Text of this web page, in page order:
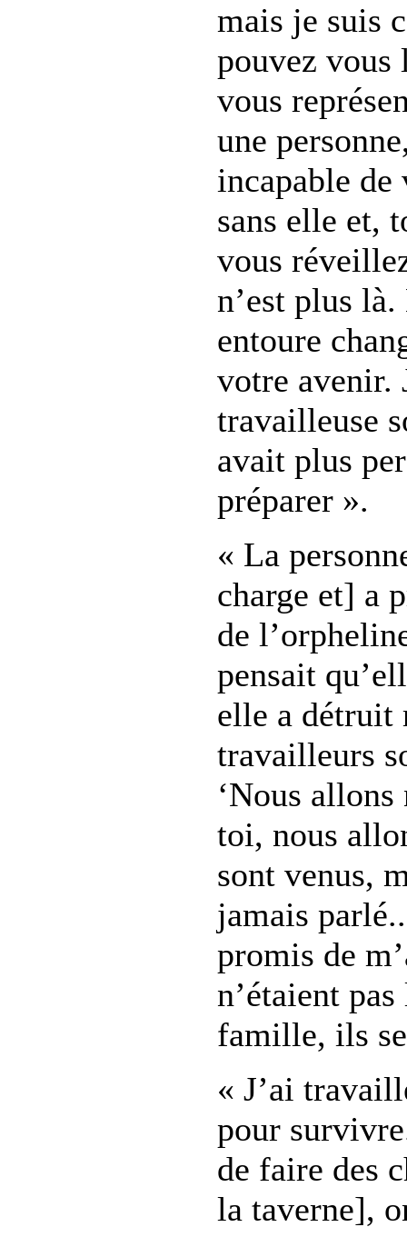
mais je suis
pouvez vous
vous
une
incapable
sans elle et,
vous
n’est plus
entoure
votre avenir.
travailleuse
avait plus
préparer ».
« La
charge et] a
de
pensait
elle a détruit
travailleurs
‘Nous
toi, nous
sont venus,
jamais
promis de
n’étaient
famille, ils
« J’ai
pour
de faire des
la taverne],